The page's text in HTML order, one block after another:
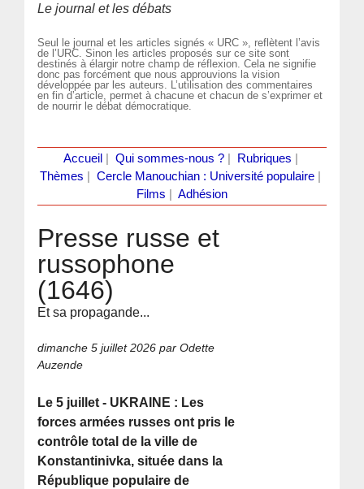
Le journal et les débats
Seul le journal et les articles signés « URC », reflètent l’avis
de l’URC. Sinon les articles proposés sur ce site sont
destinés à élargir notre champ de réflexion. Cela ne signifie
donc pas forcément que nous approuvions la vision
développée par les auteurs. L’utilisation des commentaires
en fin d’article, permet à chacune et chacun de s’exprimer et
de nourrir le débat démocratique.
Accueil Qui sommes-nous ?| Rubriques
Thèmes
Cercle Manouchian : Université populaire
Films
Adhésion
Presse russe et
russophone
(1646)
Et sa propagande...
dimanche 5 juillet 2026 par Odette
Auzende
Le 5 juillet - UKRAINE : Les
forces armées russes ont pris le
contrôle total de la ville de
Konstantinivka, située dans la
République populaire de